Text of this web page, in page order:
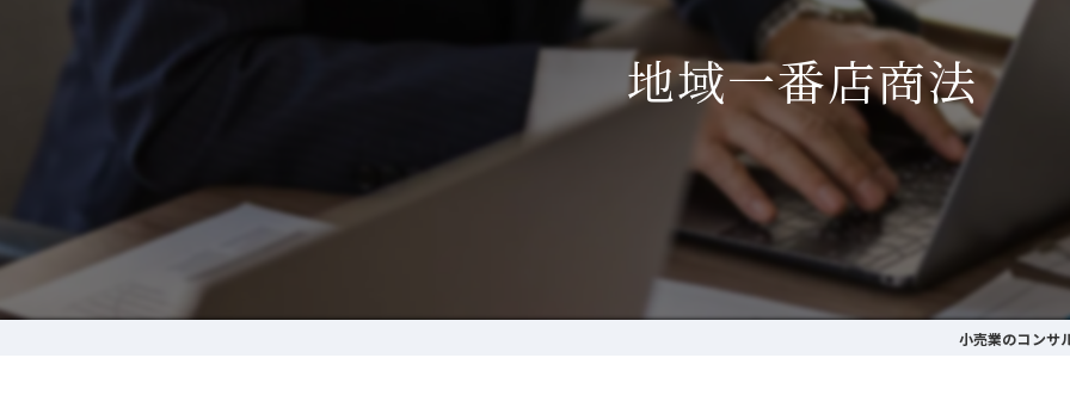
地域一番店商法
小売業のコンサ